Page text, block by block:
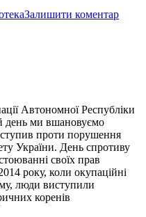
Залишити коментар
Автономної Республіки
день ми вшановуємо
проти порушення
України. День спротиву
своїх прав
року, коли окупаційні
люди виступили
коренів